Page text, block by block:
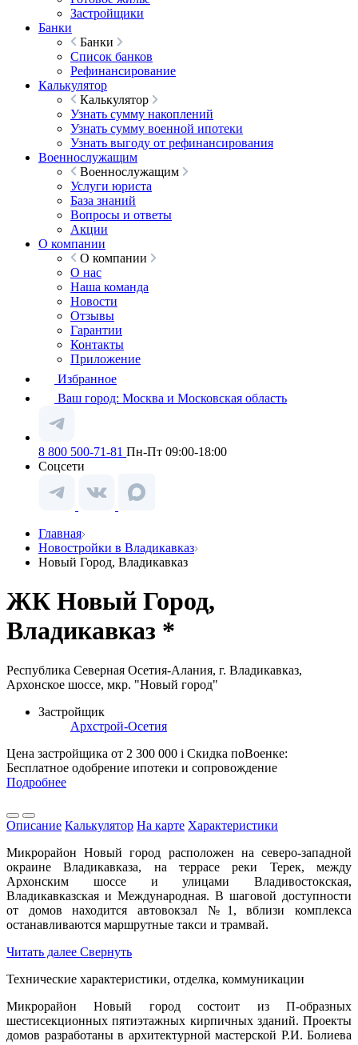
Застройщики
Банки
Банки
Список банков
Рефинансирование
Калькулятор
Калькулятор
Узнать сумму накоплений
Узнать сумму военной ипотеки
Узнать выгоду от рефинансирования
Военнослужащим
Военнослужащим
Услуги юриста
База знаний
Вопросы и ответы
Акции
О компании
О компании
О нас
Наша команда
Новости
Отзывы
Гарантии
Контакты
Приложение
Избранное
Ваш город: Москва и Московская область
8 800 500-71-81 Пн-Пт 09:00-18:00
Соцсети
Главная
Новостройки в Владикавказ
Новый Город, Владикавказ
ЖК Новый Город,
Владикавказ *
Республика Северная Осетия-Алания, г. Владикавказ,
Архонское шоссе, мкр. "Новый город"
Застройщик
Архстрой-Осетия
Цена застройщика от 2 300 000 i Скидка поВоенке:
Бесплатное одобрение ипотеки и сопровождение
Подробнее
Описание Калькулятор На карте Характеристики
Микрорайон Новый город расположен на северо-западной
окраине Владикавказа, на террасе реки Терек, между
Архонским шоссе и улицами Владивостокская,
Владикавказская и Международная. В шаговой доступности
от домов находится автовокзал №1, вблизи комплекса
останавливаются маршрутные такси и трамвай.
Читать далее Свернуть
Технические характеристики, отделка, коммуникации
Микрорайон Новый город состоит из П-образных
шестисекционных пятиэтажных кирпичных зданий. Проекты
домов разработаны в архитектурной мастерской Р.И. Болиева